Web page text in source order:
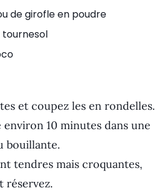
de girofle en poudre
tournesol
et coupez les en rondelles.
environ 10 minutes dans une
bouillante.
tendres mais croquantes,
réservez.